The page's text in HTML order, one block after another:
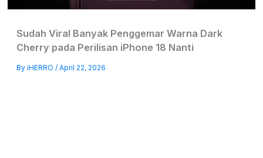
Sudah Viral Banyak Penggemar Warna Dark
Cherry pada Perilisan iPhone 18 Nanti
By iHERRO / April 22, 2026